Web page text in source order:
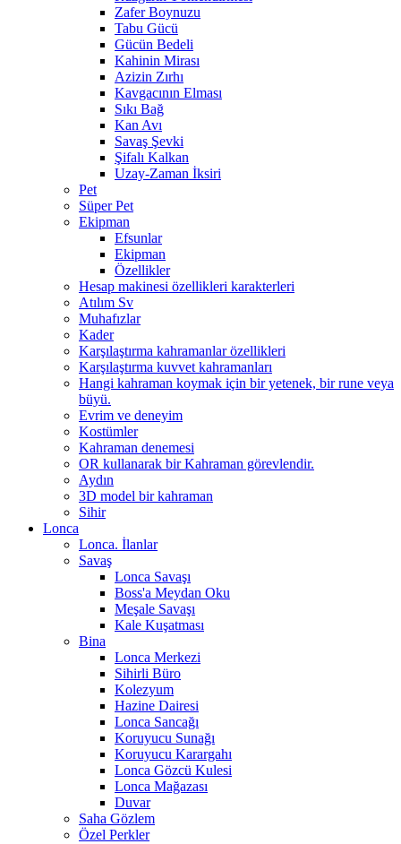
Zafer Boynuzu
Tabu Gücü
Gücün Bedeli
Kahinin Mirası
Azizin Zırhı
Kavgacının Elması
Sıkı Bağ
Kan Avı
Savaş Şevki
Şifalı Kalkan
Uzay-Zaman İksiri
Pet
Süper Pet
Ekipman
Efsunlar
Ekipman
Özellikler
Hesap makinesi özellikleri karakterleri
Atılım Sv
Muhafızlar
Kader
Karşılaştırma kahramanlar özellikleri
Karşılaştırma kuvvet kahramanları
Hangi kahraman koymak için bir yetenek, bir rune veya
büyü.
Evrim ve deneyim
Kostümler
Kahraman denemesi
OR kullanarak bir Kahraman görevlendir.
Aydın
3D model bir kahraman
Sihir
Lonca
Lonca. İlanlar
Savaş
Lonca Savaşı
Boss'a Meydan Oku
Meşale Savaşı
Kale Kuşatması
Bina
Lonca Merkezi
Sihirli Büro
Kolezyum
Hazine Dairesi
Lonca Sancağı
Koruyucu Sunağı
Koruyucu Karargahı
Lonca Gözcü Kulesi
Lonca Mağazası
Duvar
Saha Gözlem
Özel Perkler